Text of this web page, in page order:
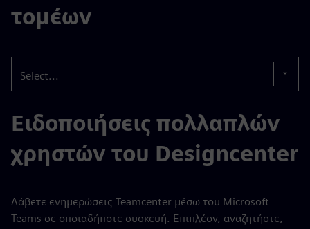
τομέων
Select...
Ειδοποιήσεις πολλαπλών
χρηστών του Designcenter
Λάβετε ενημερώσεις Teamcenter μέσω του Microsoft
Teams σε οποιαδήποτε συσκευή. Επιπλέον, αναζητήστε,